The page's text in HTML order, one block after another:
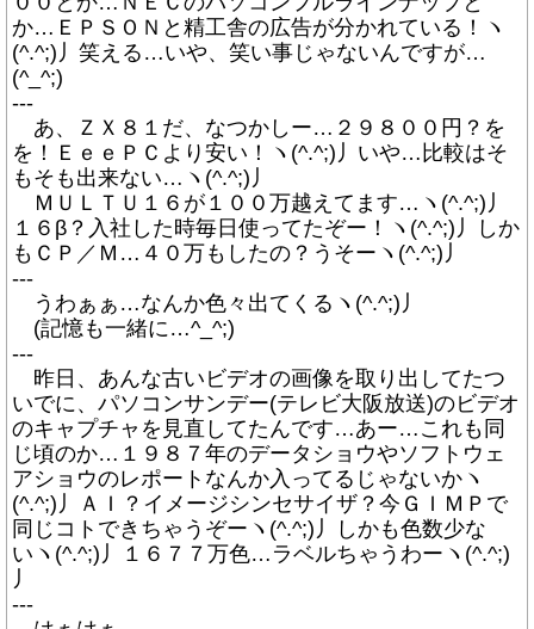
か…ＥＰＳＯＮと精工舎の広告が分かれている！ヽ
(^.^;)丿笑える…いや、笑い事じゃないんですが…
(^_^;)
---
あ、ＺＸ８１だ、なつかしー…２９８００円？を
を！ＥｅｅＰＣより安い！ヽ(^.^;)丿いや…比較はそ
もそも出来ない…ヽ(^.^;)丿
ＭＵＬＴＵ１６が１００万越えてます…ヽ(^.^;)丿
１６β？入社した時毎日使ってたぞー！ヽ(^.^;)丿しか
もＣＰ／Ｍ…４０万もしたの？うそーヽ(^.^;)丿
---
うわぁぁ…なんか色々出てくるヽ(^.^;)丿
(記憶も一緒に…^_^;)
---
昨日、あんな古いビデオの画像を取り出してたつ
いでに、パソコンサンデー(テレビ大阪放送)のビデオ
のキャプチャを見直してたんです…あー…これも同
じ頃のか…１９８７年のデータショウやソフトウェ
アショウのレポートなんか入ってるじゃないかヽ
(^.^;)丿ＡＩ？イメージシンセサイザ？今ＧＩＭＰで
同じコトできちゃうぞーヽ(^.^;)丿しかも色数少な
いヽ(^.^;)丿１６７７万色…ラベルちゃうわーヽ(^.^;)
丿
---